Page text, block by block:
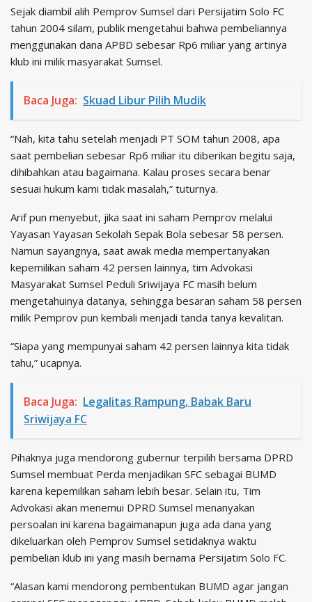
Sejak diambil alih Pemprov Sumsel dari Persijatim Solo FC
tahun 2004 silam, publik mengetahui bahwa pembeliannya
menggunakan dana APBD sebesar Rp6 miliar yang artinya
klub ini milik masyarakat Sumsel.
Baca Juga: Skuad Libur Pilih Mudik
“Nah, kita tahu setelah menjadi PT SOM tahun 2008, apa
saat pembelian sebesar Rp6 miliar itu diberikan begitu saja,
dihibahkan atau bagaimana. Kalau proses secara benar
sesuai hukum kami tidak masalah,” tuturnya.
Arif pun menyebut, jika saat ini saham Pemprov melalui
Yayasan Yayasan Sekolah Sepak Bola sebesar 58 persen.
Namun sayangnya, saat awak media mempertanyakan
kepemilikan saham 42 persen lainnya, tim Advokasi
Masyarakat Sumsel Peduli Sriwijaya FC masih belum
mengetahuinya datanya, sehingga besaran saham 58 persen
milik Pemprov pun kembali menjadi tanda tanya kevalitan.
“Siapa yang mempunyai saham 42 persen lainnya kita tidak
tahu,” ucapnya.
Baca Juga: Legalitas Rampung, Babak Baru
Sriwijaya FC
Pihaknya juga mendorong gubernur terpilih bersama DPRD
Sumsel membuat Perda menjadikan SFC sebagai BUMD
karena kepemilikan saham lebih besar. Selain itu, Tim
Advokasi akan menemui DPRD Sumsel menanyakan
persoalan ini karena bagaimanapun juga ada dana yang
dikeluarkan oleh Pemprov Sumsel setidaknya waktu
pembelian klub ini yang masih bernama Persijatim Solo FC.
“Alasan kami mendorong pembentukan BUMD agar jangan